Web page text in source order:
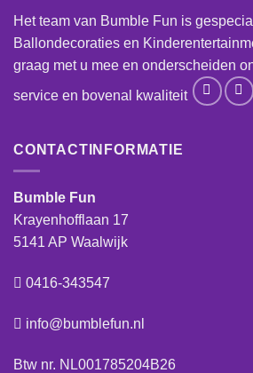
Het team van Bumble Fun is
Ballondecoraties en
graag met u mee en onderscheiden
service en bovenal kwaliteit
CONTACTINFORMATIE
Bumble Fun
Krayenhofflaan 17
5141 AP Waalwijk
0416-343547
info@bumblefun.nl
Btw nr. NL001785204B26